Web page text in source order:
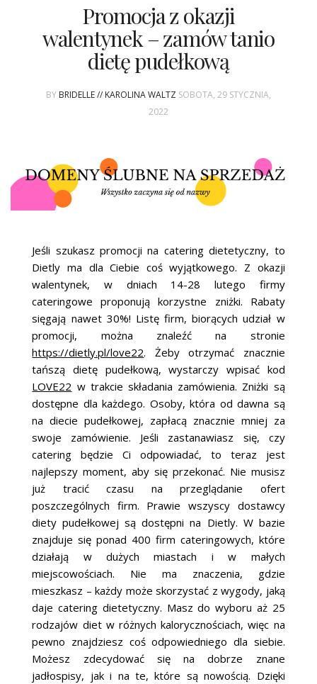
Promocja z okazji
walentynek – zamów tanio
dietę pudełkową
BY BRIDELLE // KAROLINA WALTZ SOBOTA, 29 STYCZNIA,
2022
Jeśli szukasz promocji na catering dietetyczny, to
Dietly ma dla Ciebie coś wyjątkowego. Z okazji
walentynek, w dniach 14-28 lutego firmy
cateringowe proponują korzystne zniżki. Rabaty
sięgają nawet 30%! Listę firm, biorących udział w
promocji, można znaleźć na stronie
https://dietly.pl/love22. Żeby otrzymać znacznie
tańszą dietę pudełkową, wystarczy wpisać kod
LOVE22 w trakcie składania zamówienia. Zniżki są
dostępne dla każdego. Osoby, która od dawna są
na diecie pudełkowej, zapłacą znacznie mniej za
swoje zamówienie. Jeśli zastanawiasz się, czy
catering będzie Ci odpowiadać, to teraz jest
najlepszy moment, aby się przekonać. Nie musisz
już tracić czasu na przeglądanie ofert
poszczególnych firm. Prawie wszyscy dostawcy
diety pudełkowej są dostępni na Dietly. W bazie
znajduje się ponad 400 firm cateringowych, które
działają w dużych miastach i w małych
miejscowościach. Nie ma znaczenia, gdzie
mieszkasz – każdy może skorzystać z wygody, jaką
daje catering dietetyczny. Masz do wyboru aż 25
rodzajów diet w różnych kalorycznościach, więc na
pewno znajdziesz coś odpowiedniego dla siebie.
Możesz zdecydować się na dobrze znane
jadłospisy, jak i na te, które są nowością. Dzięki